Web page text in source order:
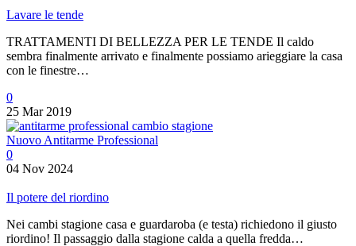
Lavare le tende
TRATTAMENTI DI BELLEZZA PER LE TENDE Il caldo
sembra finalmente arrivato e finalmente possiamo arieggiare la casa
con le finestre…
0
25 Mar 2019
Nuovo Antitarme Professional
0
04 Nov 2024
Il potere del riordino
Nei cambi stagione casa e guardaroba (e testa) richiedono il giusto
riordino! Il passaggio dalla stagione calda a quella fredda…